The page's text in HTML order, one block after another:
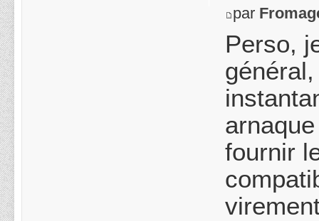
par
Perso,
fournir